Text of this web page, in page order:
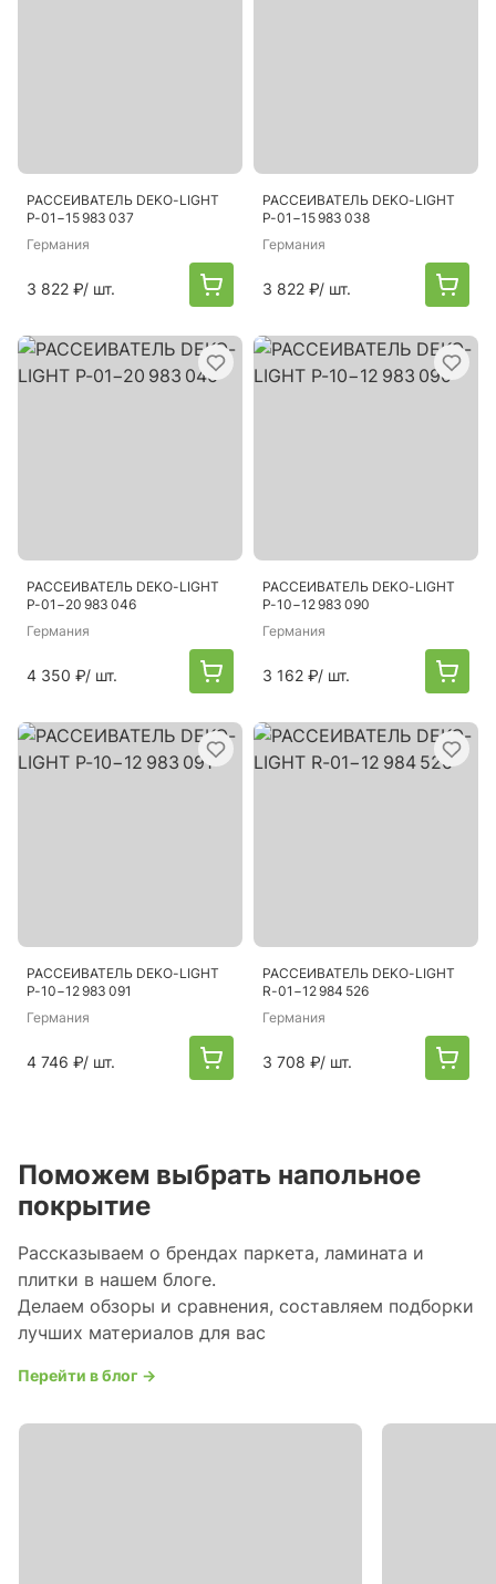
РАССЕИВАТЕЛЬ DEKO-LIGHT
P-01−15 983 037
Германия
3 822 ₽/ шт.
РАССЕИВАТЕЛЬ DEKO-LIGHT
P-01−15 983 038
Германия
3 822 ₽/ шт.
РАССЕИВАТЕЛЬ DEKO-LIGHT
P-01−20 983 046
Германия
4 350 ₽/ шт.
РАССЕИВАТЕЛЬ DEKO-LIGHT
P-10−12 983 090
Германия
3 162 ₽/ шт.
РАССЕИВАТЕЛЬ DEKO-LIGHT
P-10−12 983 091
Германия
4 746 ₽/ шт.
РАССЕИВАТЕЛЬ DEKO-LIGHT
R-01−12 984 526
Германия
3 708 ₽/ шт.
Поможем выбрать напольное
покрытие
Рассказываем о брендах паркета, ламината и
плитки в нашем блоге.
Делаем обзоры и сравнения, составляем подборки
лучших материалов для вас
Перейти в блог →